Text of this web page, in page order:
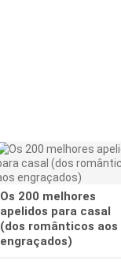
Os 200 melhores
apelidos para casal
(dos românticos aos
engraçados)